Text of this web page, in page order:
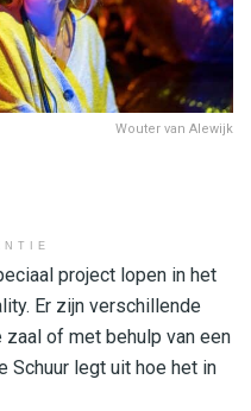
Wouter van Alewijk
project lopen in het
Er zijn verschillende
of met behulp van een
Schuur legt uit hoe het in